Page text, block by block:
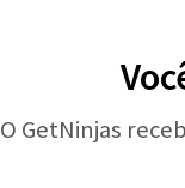
O GetNinjas